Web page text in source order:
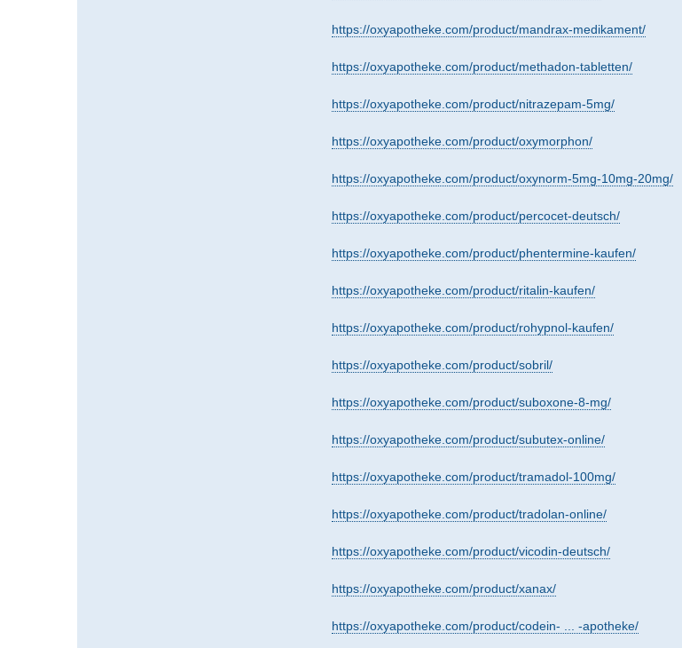
https://oxyapotheke.com/product/mandrax-medikament/
https://oxyapotheke.com/product/methadon-tabletten/
https://oxyapotheke.com/product/nitrazepam-5mg/
https://oxyapotheke.com/product/oxymorphon/
https://oxyapotheke.com/product/oxynorm-5mg-10mg-20mg/
https://oxyapotheke.com/product/percocet-deutsch/
https://oxyapotheke.com/product/phentermine-kaufen/
https://oxyapotheke.com/product/ritalin-kaufen/
https://oxyapotheke.com/product/rohypnol-kaufen/
https://oxyapotheke.com/product/sobril/
https://oxyapotheke.com/product/suboxone-8-mg/
https://oxyapotheke.com/product/subutex-online/
https://oxyapotheke.com/product/tramadol-100mg/
https://oxyapotheke.com/product/tradolan-online/
https://oxyapotheke.com/product/vicodin-deutsch/
https://oxyapotheke.com/product/xanax/
https://oxyapotheke.com/product/codein- ... -apotheke/